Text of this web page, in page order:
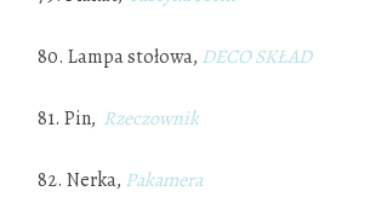
80. Lampa stołowa, DECO SKŁAD
81. Pin, Rzeczownik
82. Nerka, Pakamera